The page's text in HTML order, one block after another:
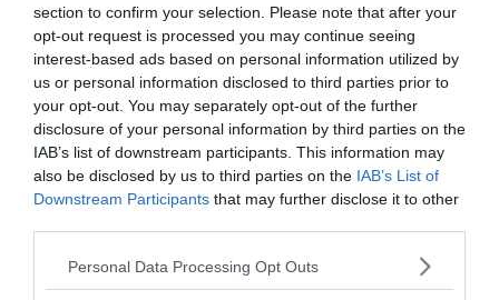
section to confirm your selection. Please note that after your
opt-out request is processed you may continue seeing
interest-based ads based on personal information utilized by
us or personal information disclosed to third parties prior to
your opt-out. You may separately opt-out of the further
disclosure of your personal information by third parties on the
IAB’s list of downstream participants. This information may
also be disclosed by us to third parties on the IAB’s List of
Downstream Participants that may further disclose it to other
Please note that this website/app uses one or more Google
Personal Data Processing Opt Outs
MEDIA PARTNERS